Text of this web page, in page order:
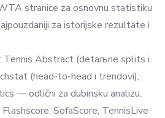
stranice za osnovnu statistiku
za istorijske rezultate i
Tennis Abstract (detaљne splits i
(head-to-head i trendovi),
— odlični za dubinsku analizu.
SofaScore, TennisLive